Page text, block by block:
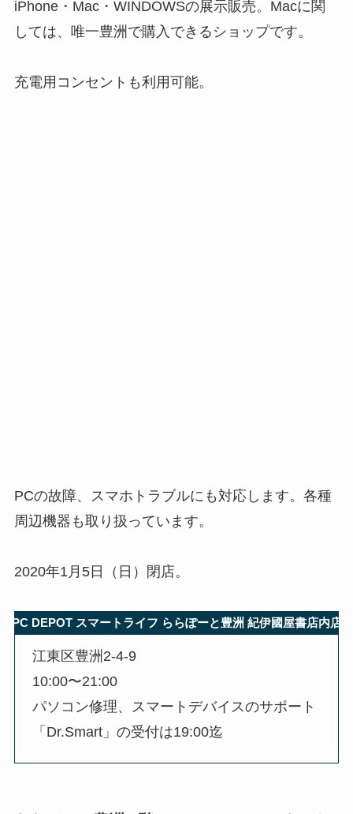
iPhone・Mac・WINDOWSの展示販売。Macに関
しては、唯一豊洲で購入できるショップです。
充電用コンセントも利用可能。
PCの故障、スマホトラブルにも対応します。各種
周辺機器も取り扱っています。
2020年1月5日（日）閉店。
PC DEPOT スマートライフ ららぽーと豊洲 紀伊國屋書店内店
江東区豊洲2-4-9
10:00〜21:00
パソコン修理、スマートデバイスのサポート
「Dr.Smart」の受付は19:00迄